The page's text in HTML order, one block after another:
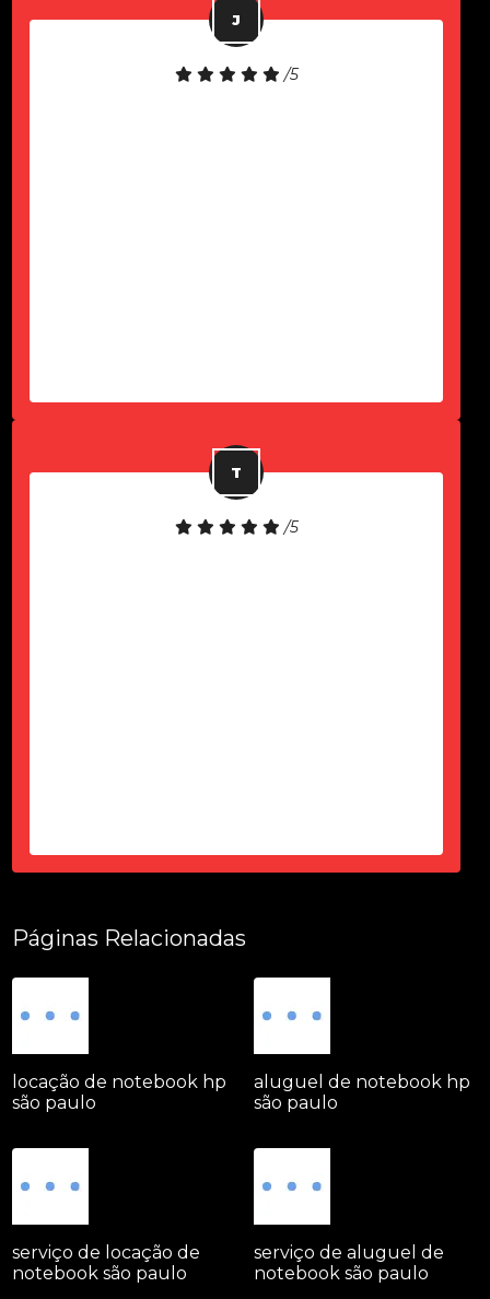
/5
/5
Páginas Relacionadas
locação de notebook hp
são paulo
aluguel de notebook hp
são paulo
serviço de locação de
notebook são paulo
serviço de aluguel de
notebook são paulo